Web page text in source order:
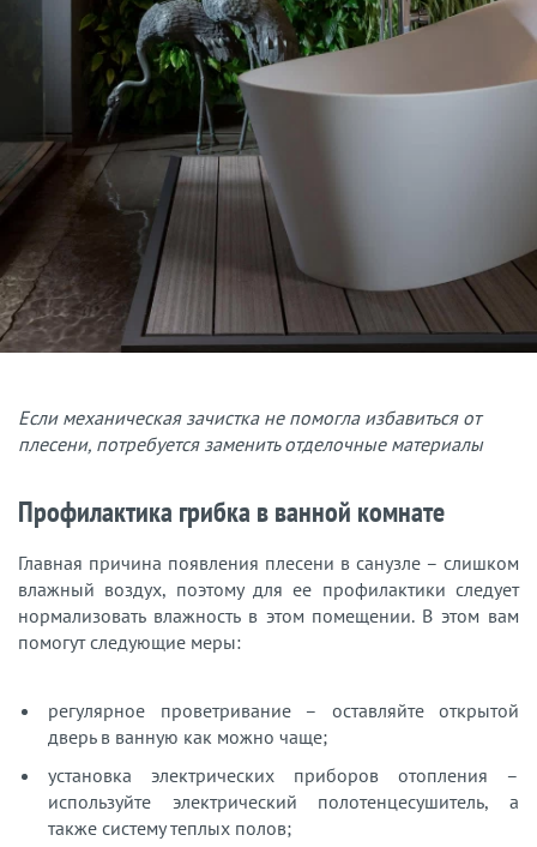
Если механическая зачистка не помогла избавиться от
плесени, потребуется заменить отделочные материалы
Профилактика грибка в ванной комнате
Главная причина появления плесени в санузле – слишком
влажный воздух, поэтому для ее профилактики следует
нормализовать влажность в этом помещении. В этом вам
помогут следующие меры:
регулярное проветривание – оставляйте открытой
дверь в ванную как можно чаще;
установка электрических приборов отопления –
используйте электрический полотенцесушитель, а
также систему теплых полов;